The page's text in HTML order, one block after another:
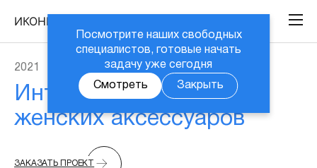
Посмотрите наших свободных
специалистов, готовые начать
задачу уже сегодня
Смотреть Закрыть
ИКОНИКА
2021
Интернет-магазин
женских аксессуаров
ЗАКАЗАТЬ ПРОЕКТ